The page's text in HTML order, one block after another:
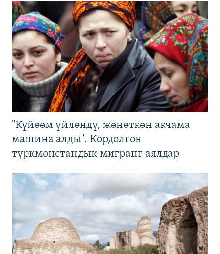
"Күйөөм үйлөндү, жөнөткөн акчама
машина алды". Кордолгон
түркмөнстандык мигрант аялдар